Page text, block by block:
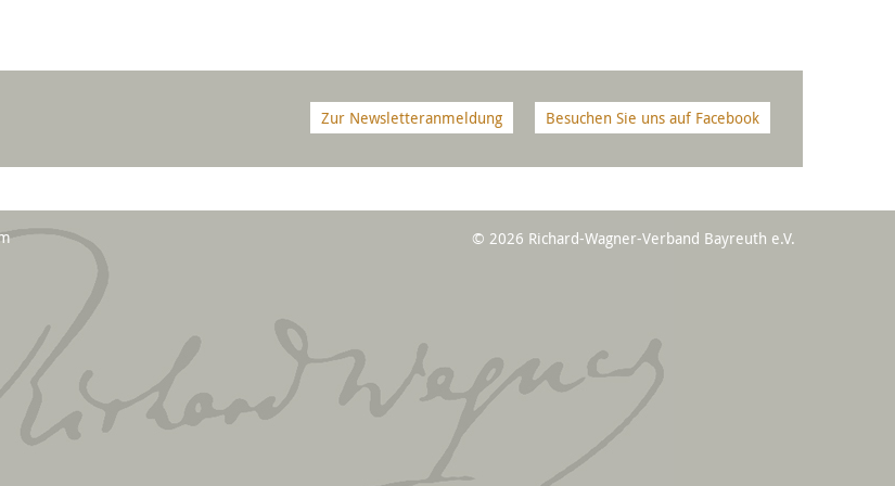
Besuchen Sie uns auf Facebook
Zur Newsletteranmeldung
© 2026 Richard-Wagner-Verband Bayreuth e.V.